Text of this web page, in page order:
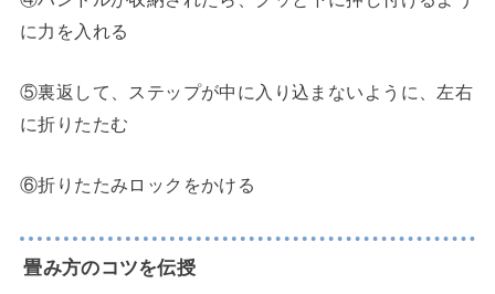
に力を入れる
⑤裏返して、ステップが中に入り込まないように、左右
に折りたたむ
⑥折りたたみロックをかける
畳み方のコツを伝授